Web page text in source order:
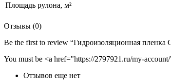
Площадь рулона, м²
Отзывы (0)
Be the first to review “Гидроизоляционная пленка
You must be <a href="https://2797921.ru/my-
Отзывов еще нет